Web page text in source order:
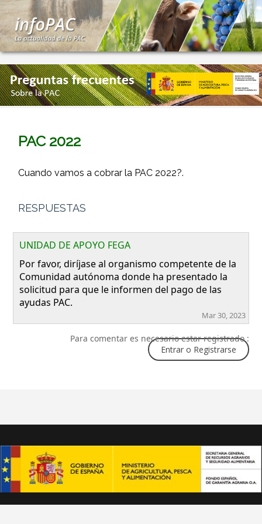
PAC 2022
Cuando vamos a cobrar la PAC 2022?.
RESPUESTAS
UNIDAD DE APOYO FEGA
Por favor, diríjase al organismo competente de la
Comunidad autónoma donde ha presentado la
solicitud para que le informen del pago de las
ayudas PAC.
Mar 30, 2023
Para comentar es necesario estar registrado :
Entrar o Registrarse